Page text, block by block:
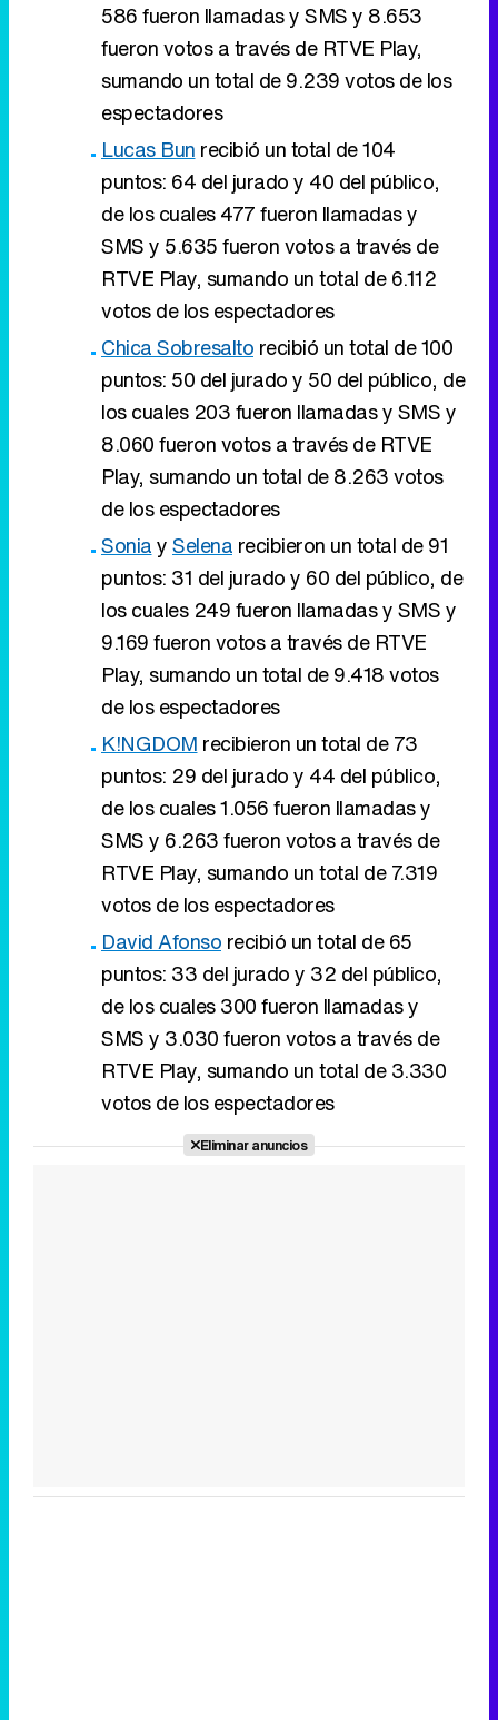
586 fueron llamadas y SMS y 8.653
fueron votos a través de RTVE Play,
sumando un total de 9.239 votos de los
espectadores
Lucas Bun recibió un total de 104
puntos: 64 del jurado y 40 del público,
de los cuales 477 fueron llamadas y
SMS y 5.635 fueron votos a través de
RTVE Play, sumando un total de 6.112
votos de los espectadores
Chica Sobresalto recibió un total de 100
puntos: 50 del jurado y 50 del público, de
los cuales 203 fueron llamadas y SMS y
8.060 fueron votos a través de RTVE
Play, sumando un total de 8.263 votos
de los espectadores
SoniaySelena recibieron un total de 91
puntos: 31 del jurado y 60 del público, de
los cuales 249 fueron llamadas y SMS y
9.169 fueron votos a través de RTVE
Play, sumando un total de 9.418 votos
de los espectadores
K!NGDOM recibieron un total de 73
puntos: 29 del jurado y 44 del público,
de los cuales 1.056 fueron llamadas y
SMS y 6.263 fueron votos a través de
RTVE Play, sumando un total de 7.319
votos de los espectadores
David Afonso recibió un total de 65
puntos: 33 del jurado y 32 del público,
de los cuales 300 fueron llamadas y
SMS y 3.030 fueron votos a través de
RTVE Play, sumando un total de 3.330
votos de los espectadores
Eliminar anuncios